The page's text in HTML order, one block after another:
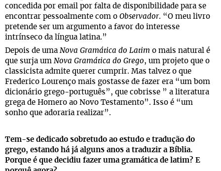
concedida por email por falta de disponibilidade para se
encontrar pessoalmente com o Observador. “O meu livro
pretende ser um argumento a favor do interesse
intrínseco da língua latina.”
Depois de uma Nova Gramática do Latim o mais natural é
que surja um Nova Gramática do Grego, um projeto que o
classicista admite querer cumprir. Mas talvez o que
Frederico Lourenço mais gostasse de fazer era “um bom
dicionário grego-português”, que cobrisse ” a literatura
grega de Homero ao Novo Testamento”. Isso é “um
sonho que adoraria realizar”.
Tem-se dedicado sobretudo ao estudo e tradução do
grego, estando há já alguns anos a traduzir a Bíblia.
Porque é que decidiu fazer uma gramática de latim? E